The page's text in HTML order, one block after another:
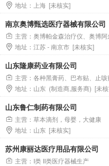
地址：上海 [未核实]
南京奥博甄选医疗器械有限公司
主营：奥博帕金森治疗仪、奥博
疗仪地址：江苏 - 南京市 [未核实]
山东隆康药业有限公司
主营：各种黑膏药、巴布贴、止
贴、乳腺贴、鸡眼贴、足贴、艾叶贴
草本肚脐精油150款种类（小儿脾胃
病体质调理等）。
地址：山东 (制造商,服务商) [未
山东鲁仁制药有限公司
主营：草本滴剂，母婴，大健康
地址：山东 [未核实]
苏州康丽达医疗用品有限公司
主营：I类 II类医疗器械生产